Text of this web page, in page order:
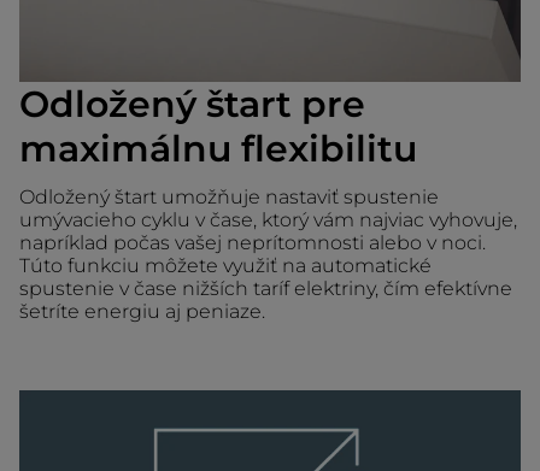
Odložený štart pre
maximálnu flexibilitu
Odložený štart umožňuje nastaviť spustenie
umývacieho cyklu v čase, ktorý vám najviac vyhovuje,
napríklad počas vašej neprítomnosti alebo v noci.
Túto funkciu môžete využiť na automatické
spustenie v čase nižších taríf elektriny, čím efektívne
šetríte energiu aj peniaze.